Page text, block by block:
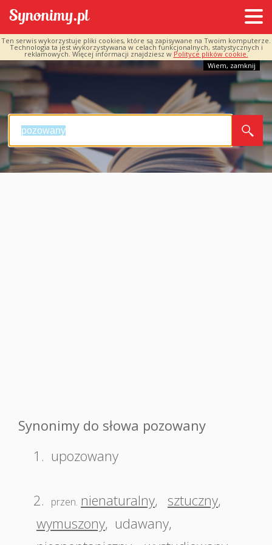
Ten serwis wykorzystuje pliki cookies, które są zapisywane na Twoim komputerze.
Technologia ta jest wykorzystywana w celach funkcjonalnych, statystycznych i
reklamowych. Więcej informacji znajdziesz w Polityce plików cookie.
Wiem, zamknij
Synonimy do słowa pozowany
1. upozowany
2. przen. nienaturalny, sztuczny,
wymuszony, udawany,